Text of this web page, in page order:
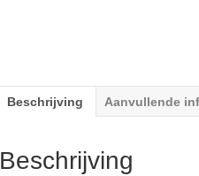
Beschrijving Aanvullende
Beschrijving